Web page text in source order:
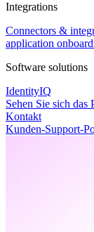
Integrations
Connectors &
application
Software solutions
IdentityIQ
Sehen Sie sich
Kontakt
Kunden-Support-